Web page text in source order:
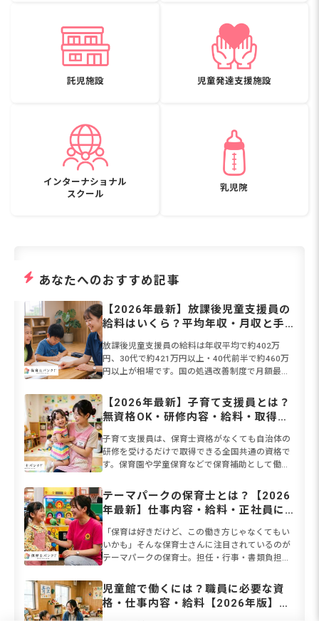
託児施設 児童発達支援施設
インターナショナル
スクール
乳児院
あなたへのおすすめ記事
【2026年最新】放課後児童支援員の
給料はいくら？平均年収・月収と手
取りの相場、給料を上げる方法を解
説
放課後児童支援員の給料は年収平均で約402万
円、30代で約421万円以上・40代前半で約460万
円以上が相場です。国の処遇改善制度で月額最大3
があれば認...
【2026年最新】子育て支援員とは？
無資格OK・研修内容・給料・取得方
法をまるごと解説
子育て支援員は、保育士資格がなくても自治体の
研修を受けるだけで取得できる全国共通の資格で
す。保育園や学童保育などで保育補助として働け
も通園制度」により保...
テーマパークの保育士とは？【2026
年最新】仕事内容・給料・正社員に
なる方法を解説
「保育は好きだけど、この働き方じゃなくてもい
いかも」そんな保育士さんに注目されているのが
テーマパークの保育士。担任・行事・書類負担が
気を集めています。仕事は...
児童館で働くには？職員に必要な資
格・仕事内容・給料【2026年版】保
育園との違いも解説